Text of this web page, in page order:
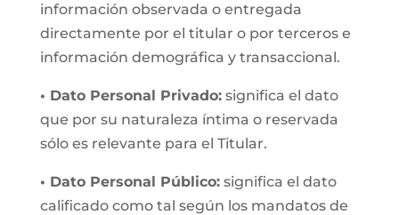
información observada o entregada
directamente por el titular o por terceros e
información demográfica y transaccional.
• Dato Personal Privado:significa el dato
que por su naturaleza íntima o reservada
sólo es relevante para el Titular.
• Dato Personal Público:significa el dato
calificado como tal según los mandatos de